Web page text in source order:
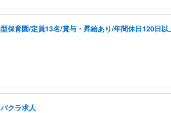
保育園/定員13名/賞与・昇給あり/年間休日120日以
クラ求人